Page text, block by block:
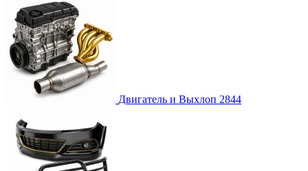
Двигатель и Выхлоп 2844